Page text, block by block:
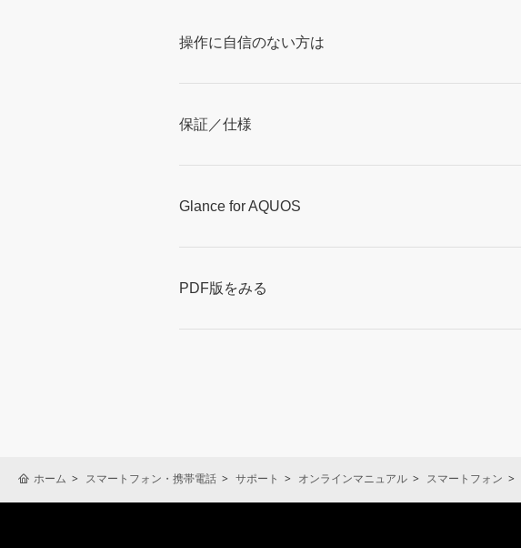
操作に自信のない方は
保証／仕様
Glance for AQUOS
PDF版をみる
ホーム スマートフォン・携帯電話 サポート オンラインマニュアル スマートフォン